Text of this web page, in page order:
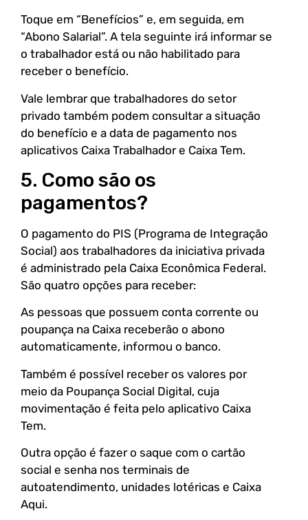
Toque em “Benefícios” e, em seguida, em
“Abono Salarial”. A tela seguinte irá informar se
o trabalhador está ou não habilitado para
receber o benefício.
Vale lembrar que trabalhadores do setor
privado também podem consultar a situação
do benefício e a data de pagamento nos
aplicativos Caixa Trabalhador e Caixa Tem.
5. Como são os
pagamentos?
O pagamento do PIS (Programa de Integração
Social) aos trabalhadores da iniciativa privada
é administrado pela Caixa Econômica Federal.
São quatro opções para receber:
As pessoas que possuem conta corrente ou
poupança na Caixa receberão o abono
automaticamente, informou o banco.
Também é possível receber os valores por
meio da Poupança Social Digital, cuja
movimentação é feita pelo aplicativo Caixa
Tem.
Outra opção é fazer o saque com o cartão
social e senha nos terminais de
autoatendimento, unidades lotéricas e Caixa
Aqui.